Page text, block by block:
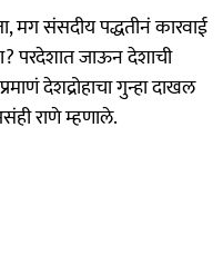
मग संसदीय पद्धतीनं कारवाई
परदेशात जाऊन देशाची
देशद्रोहाचा गुन्हा दाखल
राणे म्हणाले.